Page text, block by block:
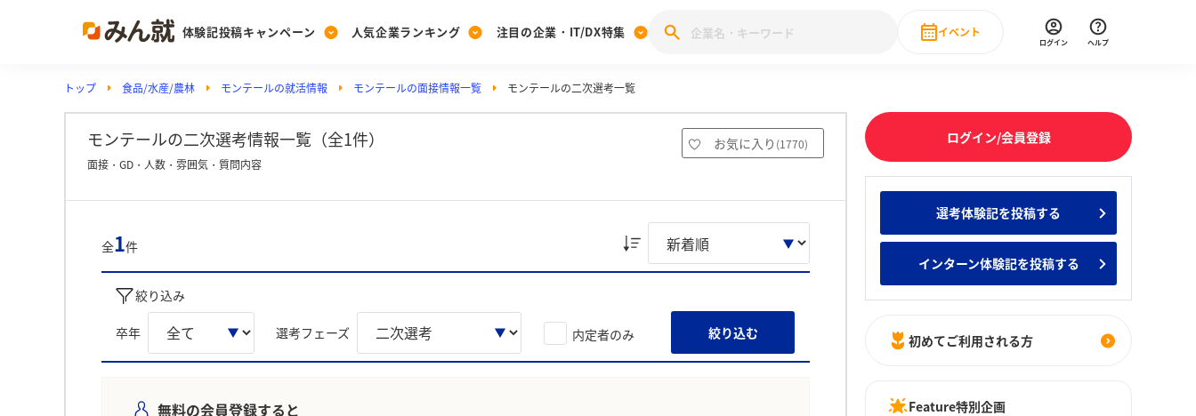
体験記投稿キャンペーン
Post
投稿する
[27卒] 本選考体験記投稿キャンペーン
人気企業ランキング
Ranking
ランキングを見る
Vote みんなの新卒就職人気企業ランキング みんなのインターン人気企業ランキ
注目の企業・IT/DX特集
PickUp
注目の企業特集
28卒 IT・DX現場社員インタビュー
イベント
直近のイベント一覧
ログイン ヘルプ
トップ 食品/水産/農林 モンテールの就活情報 モンテールの面接情報一覧 モンテールの二次選考一覧
モンテールの二次選考情報一覧（全1件） お気に入り (1770)
面接・GD・人数・雰囲気・質問内容
全1件
絞り込み
卒年 選考フェーズ 内定者のみ 絞り込む
無料の会員登録すると
ログイン/会員登録
選考体験記を投稿する
インターン体験記を投稿する
初めてご利用される方
Feature特別企画